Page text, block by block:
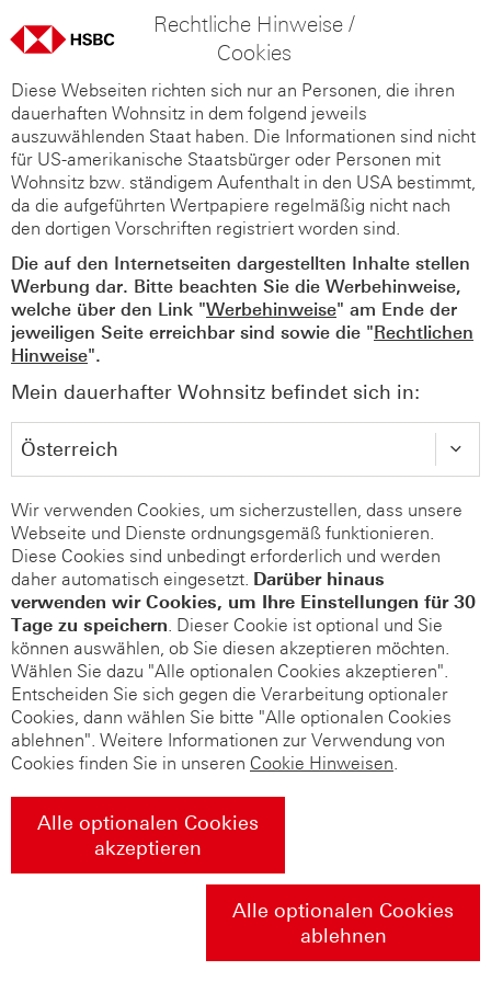
Rechtliche Hinweise /
Cookies
Diese Webseiten richten sich nur an Personen, die ihren
dauerhaften Wohnsitz in dem folgend jeweils
auszuwählenden Staat haben. Die Informationen sind nicht
für US-amerikanische Staatsbürger oder Personen mit
Wohnsitz bzw. ständigem Aufenthalt in den USA bestimmt,
da die aufgeführten Wertpapiere regelmäßig nicht nach
den dortigen Vorschriften registriert worden sind.
Die auf den Internetseiten dargestellten Inhalte stellen
Werbung dar. Bitte beachten Sie die Werbehinweise,
welche über den Link "Werbehinweise" am Ende der
jeweiligen Seite erreichbar sind sowie die "Rechtlichen
Hinweise".
Mein dauerhafter Wohnsitz befindet sich in:
Wir verwenden Cookies, um sicherzustellen, dass unsere
Webseite und Dienste ordnungsgemäß funktionieren.
Diese Cookies sind unbedingt erforderlich und werden
daher automatisch eingesetzt. Darüber hinaus
verwenden wir Cookies, um Ihre Einstellungen für 30
Tage zu speichern. Dieser Cookie ist optional und Sie
können auswählen, ob Sie diesen akzeptieren möchten.
Wählen Sie dazu "Alle optionalen Cookies akzeptieren".
Entscheiden Sie sich gegen die Verarbeitung optionaler
Cookies, dann wählen Sie bitte "Alle optionalen Cookies
ablehnen". Weitere Informationen zur Verwendung von
Cookies finden Sie in unseren Cookie Hinweisen.
Alle optionalen Cookies
akzeptieren
Alle optionalen Cookies
ablehnen